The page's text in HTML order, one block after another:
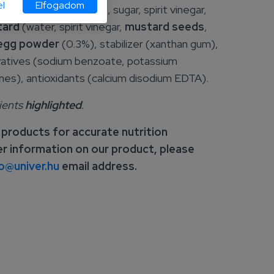
sunflower oil (25%), sugar, spirit vinegar,
(water, spirit vinegar, mustard seeds,
powder (0.3%), stabilizer (xanthan gum),
(sodium benzoate, potassium
antioxidants (calcium disodium EDTA).
highlighted.
products for accurate nutrition
information on our product, please
email address.
Elfogadom